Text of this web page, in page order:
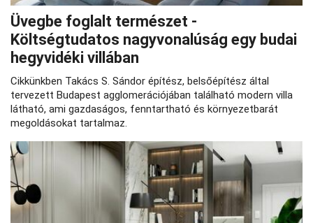
Üvegbe foglalt természet -
Költségtudatos nagyvonalúság egy budai
hegyvidéki villában
Cikkünkben Takács S. Sándor építész, belsőépítész által
tervezett Budapest agglomerációjában található modern villa
látható, ami gazdaságos, fenntartható és környezetbarát
megoldásokat tartalmaz.